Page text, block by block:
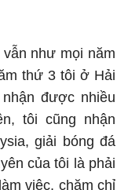
như mọi năm
thứ 3 tôi ở Hải
được nhiều
tôi cũng nhận
giải bóng đá
của tôi là phải
việc, chăm chỉ